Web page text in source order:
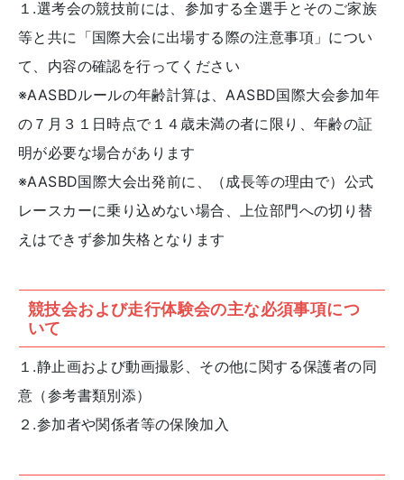
１.選考会の競技前には、参加する全選手とそのご家族
等と共に「国際大会に出場する際の注意事項」につい
て、内容の確認を行ってください
※AASBDルールの年齢計算は、AASBD国際大会参加年
の７⽉３１⽇時点で１４歳未満の者に限り、年齢の証
明が必要な場合があります
※AASBD国際大会出発前に、（成長等の理由で）公式
レースカーに乗り込めない場合、上位部門への切り替
えはできず参加失格となります
競技会および走行体験会の主な必須事項につ
いて
１.静止画および動画撮影、その他に関する保護者の同
意（参考書類別添）
２.参加者や関係者等の保険加入